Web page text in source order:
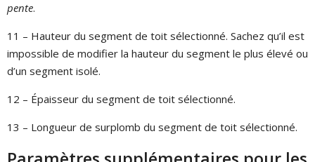
pente.
11 – Hauteur du segment de toit sélectionné. Sachez qu’il est
impossible de modifier la hauteur du segment le plus élevé ou
d’un segment isolé.
12 – Épaisseur du segment de toit sélectionné.
13 – Longueur de surplomb du segment de toit sélectionné.